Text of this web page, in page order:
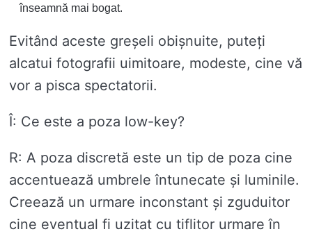
înseamnă mai bogat.
Evitând aceste greșeli obișnuite, puteți
alcatui fotografii uimitoare, modeste, cine vă
vor a pisca spectatorii.
Î: Ce este a poza low-key?
R: A poza discretă este un tip de poza cine
accentuează umbrele întunecate și luminile.
Creează un urmare inconstant și zguduitor
cine eventual fi uzitat cu tiflitor urmare în